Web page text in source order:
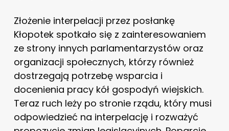
Złożenie interpelacji przez posłankę
Kłopotek spotkało się z zainteresowaniem
ze strony innych parlamentarzystów oraz
organizacji społecznych, którzy również
dostrzegają potrzebę wsparcia i
docenienia pracy kół gospodyń wiejskich.
Teraz ruch leży po stronie rządu, który musi
odpowiedzieć na interpelację i rozważyć